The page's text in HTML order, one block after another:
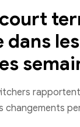
dans les
changements